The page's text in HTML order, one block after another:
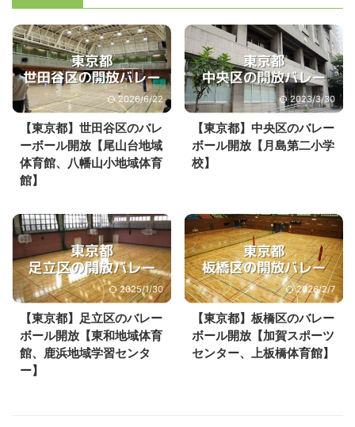
2026/6/22
【東京都】世田谷区のバレ
ーボール開放【尾山台地域
体育館、八幡山小地域体育
館】
2023/3/30
【東京都】中央区のバレー
ボール開放【月島第二小学
校】
2025/1/30
【東京都】足立区のバレー
ボール開放【東和地域体育
館、鹿浜地域学習センタ
ー】
2026/2/7
【東京都】板橋区のバレー
ボール開放【加賀スポーツ
センター、上板橋体育館】